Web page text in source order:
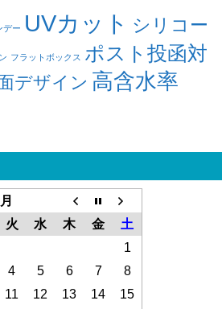
デー UVカット シリコー
フラットボックス ポスト投函対
デザイン 高含水率
火 水 木 金
土
1
4 5 6 7
8
11 12 13 14
15